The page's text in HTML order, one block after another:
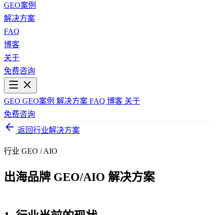
GEO案例
解决方案
FAQ
博客
关于
免费咨询
GEO GEO案例 解决方案 FAQ 博客 关于
免费咨询
返回行业解决方案
行业 GEO / AIO
出海品牌 GEO/AIO 解决方案